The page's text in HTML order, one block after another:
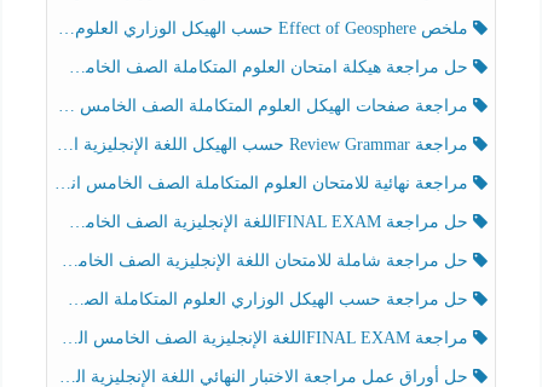
ملخص Effect of Geosphere حسب الهيكل الوزاري العلوم المتكاملة الصف الخامس انسبير الفصل الثالث
حل مراجعة هيكلة امتحان العلوم المتكاملة الصف الخامس عام الفصل الثالث
مراجعة صفحات الهيكل العلوم المتكاملة الصف الخامس انسبير الفصل الثالث
مراجعة Review Grammar حسب الهيكل اللغة الإنجليزية الصف الخامس الفصل الثالث
مراجعة نهائية للامتحان العلوم المتكاملة الصف الخامس انسبير الفصل الثالث
حل مراجعة FINAL EXAMاللغة الإنجليزية الصف الخامس الفصل الثالث
حل مراجعة شاملة للامتحان اللغة الإنجليزية الصف الخامس الفصل الثالث
حل مراجعة حسب الهيكل الوزاري العلوم المتكاملة الصف الخامس عام الفصل الثالث
مراجعة FINAL EXAMاللغة الإنجليزية الصف الخامس الفصل الثالث
حل أوراق عمل مراجعة الاختبار النهائي اللغة الإنجليزية الصف الرابع الفصل الثالث